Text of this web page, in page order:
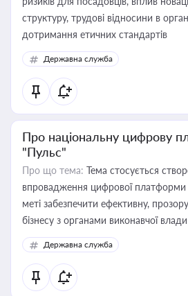
структуру, трудові відносини в
дотримання етичних стандартів
Державна служба
Про національну цифрову
"Пульс"
Про що тема: Тема стосується
впровадження цифрової платформи
меті забезпечити ефективну,
бізнесу з органами виконавчої влади
Державна служба